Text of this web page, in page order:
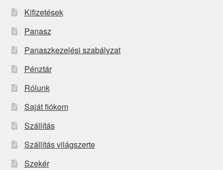
Kifizetések
Panasz
Panaszkezelési szabályzat
Pénztár
Rólunk
Saját fiókom
Szállítás
Szállítás világszerte
Szekér